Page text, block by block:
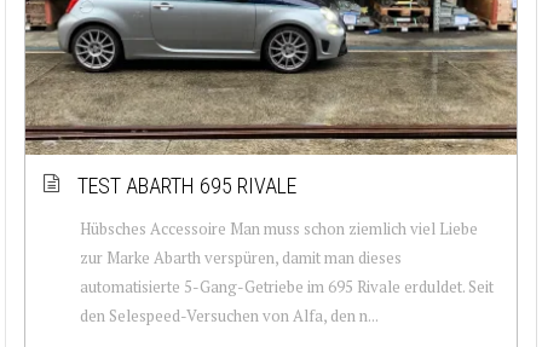
TEST ABARTH 695 RIVALE
Hübsches Accessoire Man muss schon ziemlich viel Liebe
zur Marke Abarth verspüren, damit man dieses
automatisierte 5-Gang-Getriebe im 695 Rivale erduldet. Seit
den Selespeed-Versuchen von Alfa, den n...